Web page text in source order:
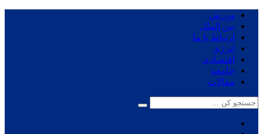
ورزش
بین الملل
ارتباط با ما
انرژی
اقتصادی
جامعه
مقالات